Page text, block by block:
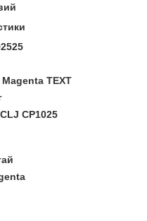
Magenta TEXT
CP1025